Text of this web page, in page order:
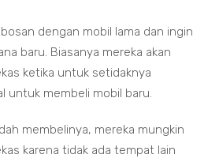
dengan mobil lama dan ingin
baru. Biasanya mereka akan
ketika untuk setidaknya
untuk membeli mobil baru.
membelinya, mereka mungkin
karena tidak ada tempat lain